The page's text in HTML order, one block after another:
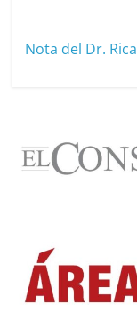
Nota del Dr.